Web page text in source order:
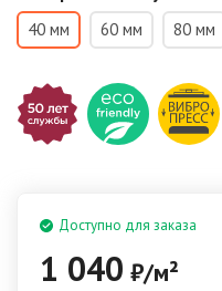
40 мм 60 мм 80 мм
Доступно для заказа
1 040 ₽/м²